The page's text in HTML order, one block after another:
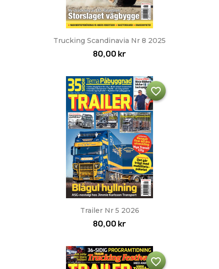
Trucking Scandinavia Nr 8 2025
80,00 kr
Trailer Nr 5 2026
80,00 kr
favorite_border
favorite_border